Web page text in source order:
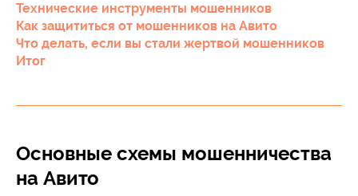
Технические инструменты мошенников
Как защититься от мошенников на Авито
Что делать, если вы стали жертвой мошенников
Итог
Основные схемы мошенничества
на Авито